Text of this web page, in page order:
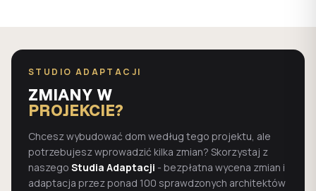
STUDIO ADAPTACJI
ZMIANY W
PROJEKCIE?
Chcesz wybudować dom według tego projektu, ale
potrzebujesz wprowadzić kilka zmian? Skorzystaj z
naszego Studia Adaptacji - bezpłatna wycena zmian i
adaptacja przez ponad 100 sprawdzonych architektów